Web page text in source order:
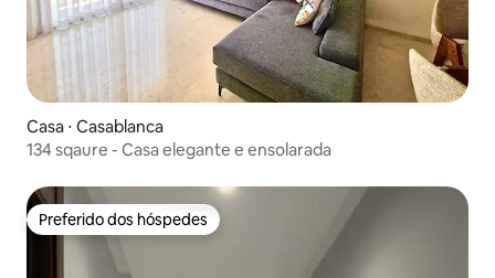
Casa ⋅ Casablanca
134 sqaure - Casa elegante e ensolarada
Preferido dos hóspedes
Preferido dos hóspedes